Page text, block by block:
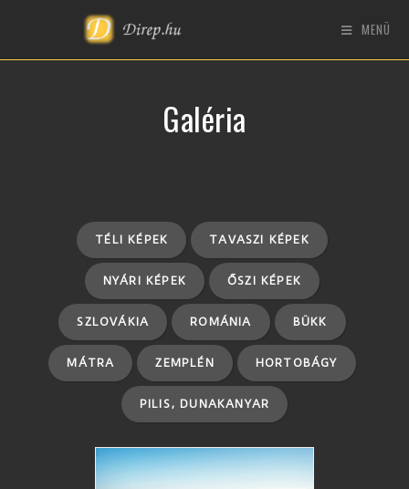
MENÜ
Galéria
TÉLI KÉPEK TAVASZI KÉPEK
NYÁRI KÉPEK ŐSZI KÉPEK
SZLOVÁKIA ROMÁNIA BÜKK
MÁTRA ZEMPLÉN HORTOBÁGY
PILIS, DUNAKANYAR